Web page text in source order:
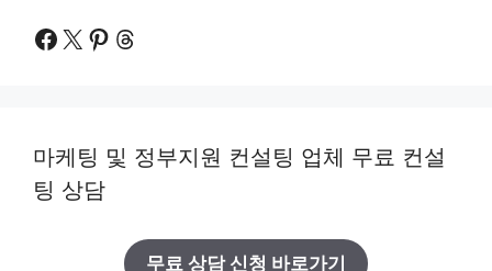
Facebook
X Pinterest
Threads
마케팅 및 정부지원 컨설팅 업체 무료 컨설
팅 상담
무료 상담 신청 바로가기